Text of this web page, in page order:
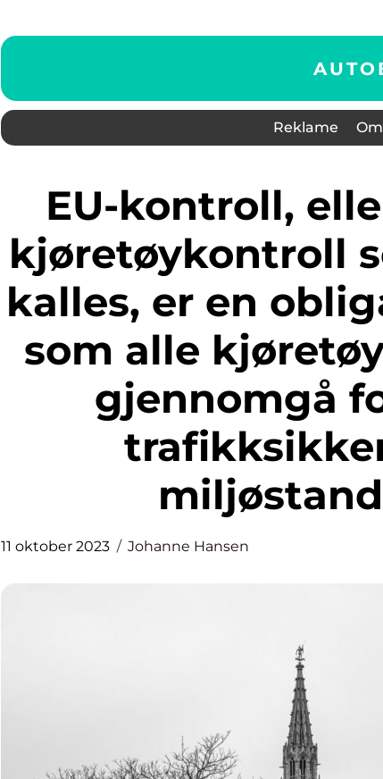
Reklame
EU-kontroll, eller periodisk
kjøretøykontroll
kalles, er en
som alle
gjennomgå
11 oktober 2023 Johanne Hansen